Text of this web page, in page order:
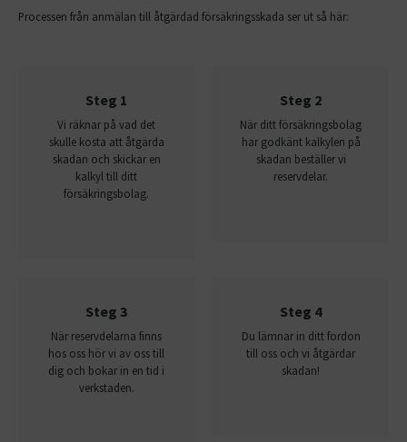
Processen från anmälan till åtgärdad försäkringsskada ser ut så här:
Steg 1
Vi räknar på vad det
skulle kosta att åtgärda
skadan och skickar en
kalkyl till ditt
försäkringsbolag.
Steg 2
När ditt försäkringsbolag
har godkänt kalkylen på
skadan beställer vi
reservdelar.
Steg 3
När reservdelarna finns
hos oss hör vi av oss till
dig och bokar in en tid i
verkstaden.
Steg 4
Du lämnar in ditt fordon
till oss och vi åtgärdar
skadan!